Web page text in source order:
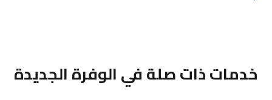
خدمات ذات صلة في الوفرة الجديدة